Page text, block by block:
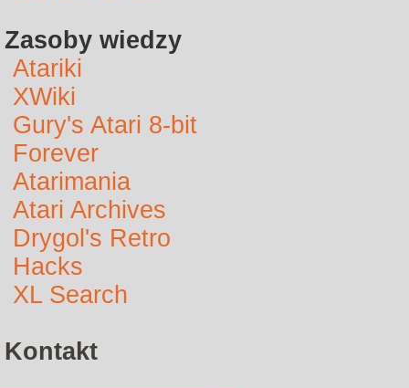
Zasoby wiedzy
Atariki
XWiki
Gury's Atari 8-bit
Forever
Atarimania
Atari Archives
Drygol's Retro
Hacks
XL Search
Kontakt